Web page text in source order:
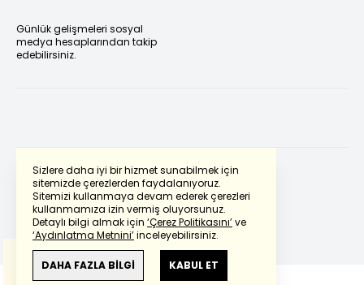
Sizlere daha iyi bir hizmet sunabilmek için
sitemizde çerezlerden faydalanıyoruz.
Sitemizi kullanmaya devam ederek çerezleri
kullanmamıza izin vermiş oluyorsunuz.
Detaylı bilgi almak için ‘Çerez Politikasını’ve
‘Aydınlatma Metnini’inceleyebilirsiniz.
DAHA FAZLA BİLGİ KABUL ET
Günlük gelişmeleri sosyal
medya hesaplarından takip
edebilirsiniz.
Powered by Translate
Bu çevirideGoogle Transletekullanılmıştır.
Anlam ve çeviri hatalarından
haberturk.com
sorumlu değildir.